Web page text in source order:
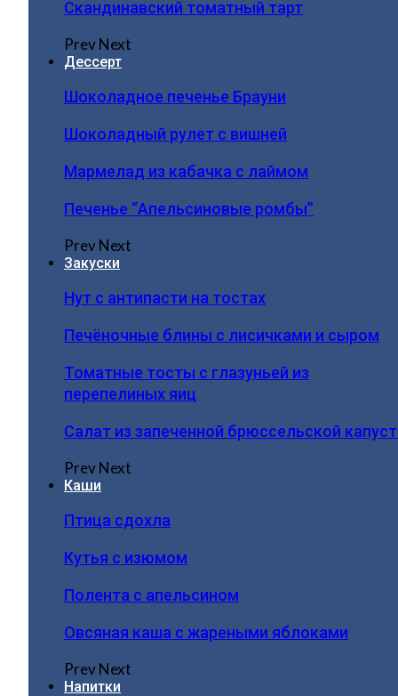
Скандинавский томатный тарт
PrevNext
Дессерт
Шоколадное печенье Брауни
Шоколадный рулет с вишней
Мармелад из кабачка с лаймом
Печенье “Апельсиновые ромбы”
PrevNext
Закуски
Нут с антипасти на тостах
Печёночные блины с лисичками и сыром
Томатные тосты с глазуньей из
перепелиных яиц
Салат из запеченной брюссельской
PrevNext
Каши
Птица сдохла
Кутья с изюмом
Полента с апельсином
Овсяная каша с жареными яблоками
PrevNext
Напитки